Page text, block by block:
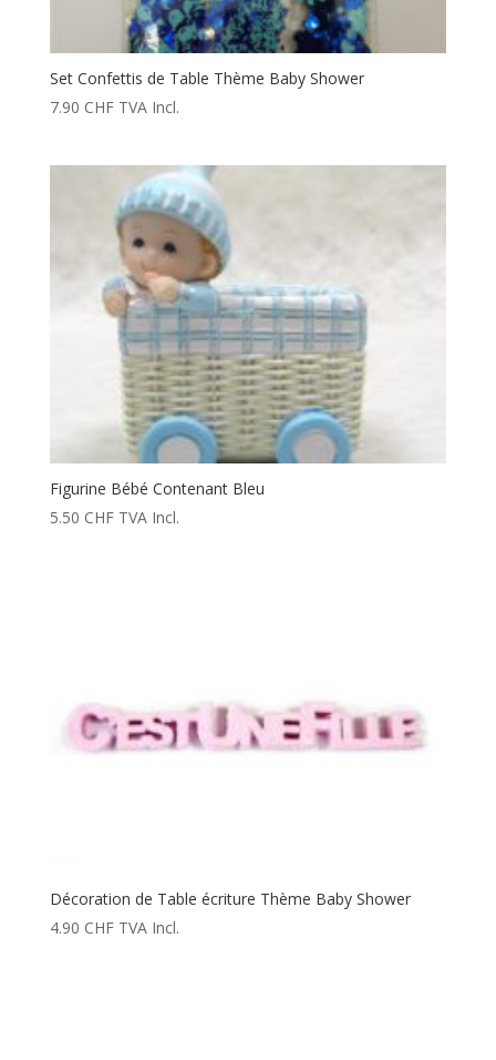
Set Confettis de Table Thème Baby Shower
7.90 CHF TVA Incl.
Figurine Bébé Contenant Bleu
5.50 CHF TVA Incl.
Décoration de Table écriture Thème Baby Shower
4.90 CHF TVA Incl.